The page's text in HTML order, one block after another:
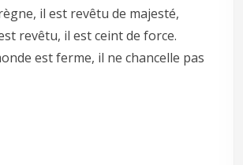
il est revêtu de majesté,
revêtu, il est ceint de force.
est ferme, il ne chancelle pas